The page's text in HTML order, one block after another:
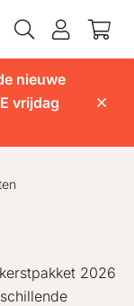
nieuwe
vrijdag
2026